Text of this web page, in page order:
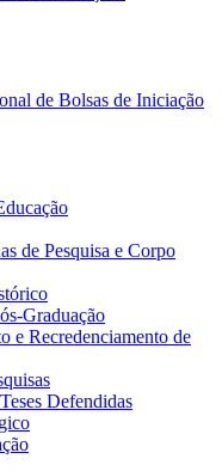
de Bolsas de Iniciação
de Pesquisa e Corpo
Graduação
e Recredenciamento de
Defendidas